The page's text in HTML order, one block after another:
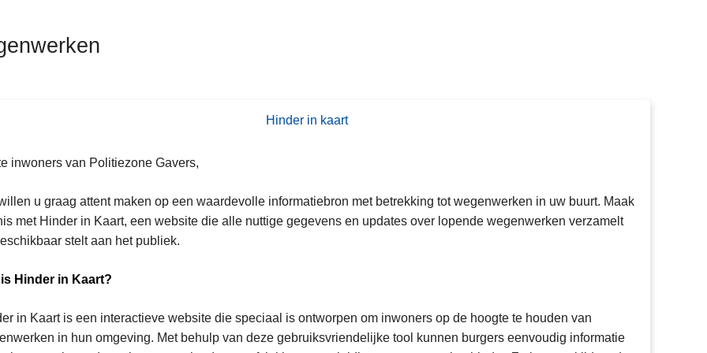
Hinder in kaart
inwoners van Politiezone Gavers,
u graag attent maken op een waardevolle informatiebron met betrekking tot wegenwerken in uw buurt. Maak
met Hinder in Kaart, een website die alle nuttige gegevens en updates over lopende wegenwerken verzamelt
stelt aan het publiek.
is Hinder in Kaart?
in Kaart is een interactieve website die speciaal is ontworpen om inwoners op de hoogte te houden van
in hun omgeving. Met behulp van deze gebruiksvriendelijke tool kunnen burgers eenvoudig informatie